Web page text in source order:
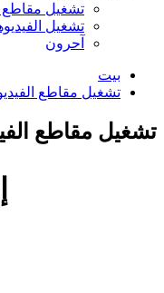
تشغيل مقاطع
تشغيل
آحرون
بيت
تشغيل مقاطع الفيديو
تشغيل مقاطع